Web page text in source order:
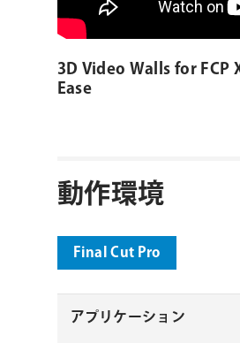
3D Video Walls for
Ease
動作環境
Final Cut Pro
アプリケーション